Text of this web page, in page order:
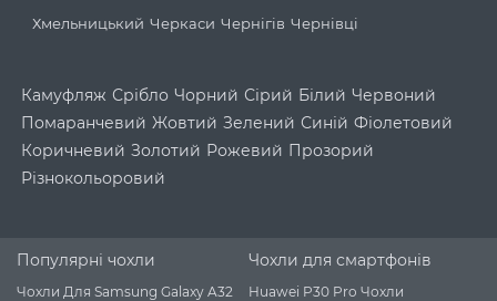
Хмельницький Черкаси Чернігів Чернівці
Камуфляж Срібло Чорний Сірий Білий Червоний
Помаранчевий Жовтий Зелений Синій Фіолетовий
Коричневий Золотий Рожевий Прозорий
Різнокольоровий
Популярні чохли
Чохли Для Samsung Galaxy A32
Чохли для смартфонів
Huawei P30 Pro Чохли